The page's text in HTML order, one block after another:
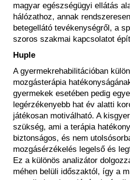
magyar egészségügyi ellátás
hálózathoz, annak
betegellátó tevékenységről, a
szoros szakmai kapcsolatot
Huple
A gyermekrehabilitációban
mozgásterápia
gyermekek esetében pedig
legérzékenyebb hat év alatti
játékosan motiválható. A
szükség, ami a terápia
biztonságos, és nem
mozgásérzékelés legelső és
Ez a különös analizátor
méhen belüli időszaktól, így a